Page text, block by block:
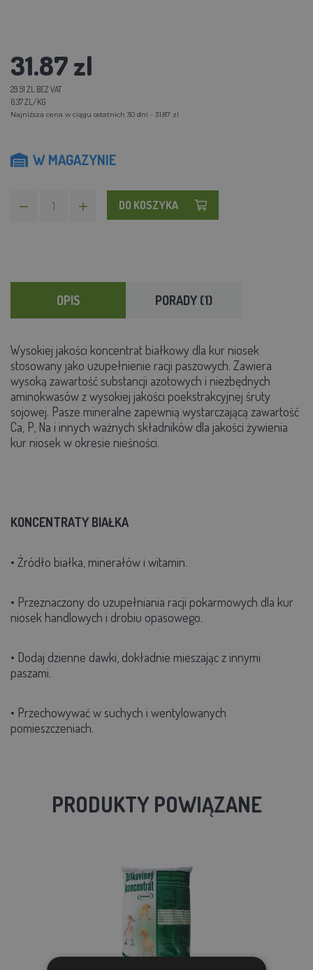
31.87 zl
29.51 ZL BEZ VAT
6.37 ZL/KG
Najniższa cena w ciągu ostatnich 30 dni - 31.87 zl
W MAGAZYNIE
DO KOSZYKA
OPIS PORADY (1)
Wysokiej jakości koncentrat białkowy dla kur niosek
stosowany jako uzupełnienie racji paszowych. Zawiera
wysoką zawartość substancji azotowych i niezbędnych
aminokwasów z wysokiej jakości poekstrakcyjnej śruty
sojowej. Pasze mineralne zapewnią wystarczającą zawartość
Ca, P, Na i innych ważnych składników dla jakości żywienia
kur niosek w okresie nieśności.
KONCENTRATY BIAŁKA
• Źródło białka, minerałów i witamin.
• Przeznaczony do uzupełniania racji pokarmowych dla kur
niosek handlowych i drobiu opasowego.
• Dodaj dzienne dawki, dokładnie mieszając z innymi
paszami.
• Przechowywać w suchych i wentylowanych
pomieszczeniach.
PRODUKTY POWIĄZANE